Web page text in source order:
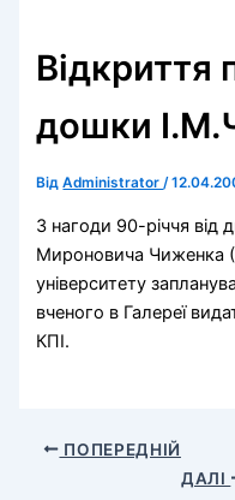
Відкриття
дошки
ВідAdministrator/
З нагоди 90-річчя від
Мироновича Чиженка
університету
вченого в Галереї
КПІ.
ПОПЕРЕДНІЙ
ДАЛІ